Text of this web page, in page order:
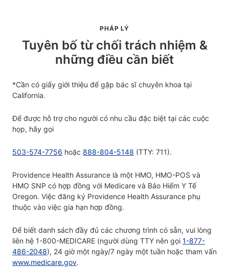
PHÁP LÝ
Tuyên bố từ chối trách nhiệm &
những điều cần biết
*Cần có giấy giới thiệu để gặp bác sĩ chuyên khoa tại
California.
Để được hỗ trợ cho người có nhu cầu đặc biệt tại các cuộc
họp, hãy gọi
503-574-7756 hoặc 888-804-5148 (TTY: 711).
Providence Health Assurance là một HMO, HMO-POS và
HMO SNP có hợp đồng với Medicare và Bảo Hiểm Y Tế
Oregon. Việc đăng ký Providence Health Assurance phụ
thuộc vào việc gia hạn hợp đồng.
Để biết danh sách đầy đủ các chương trình có sẵn, vui lòng
liên hệ 1-800-MEDICARE (người dùng TTY nên gọi 1-877-
486-2048), 24 giờ một ngày/7 ngày một tuần hoặc tham vấn
www.medicare.gov.